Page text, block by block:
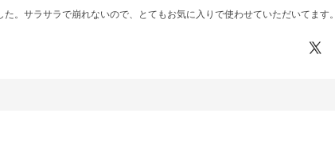
。サラサラで崩れないので、とてもお気に入りで使わせていただいてます。